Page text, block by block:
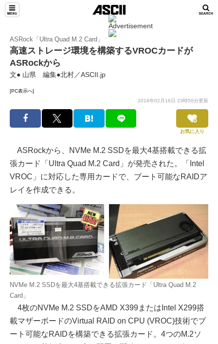
ASRock「Ultra Quad M.2 Card」
高速ストレージ環境を構築するVROCカードが
ASRockから
文● 山県 編集●北村／ASCII.jp
[PC表示へ]
2018年02月16日 23時50分更新
お気に入り
ASRockから、NVMe M.2 SSDを最大4基搭載できる拡
張カード「Ultra Quad M.2 Card」が発売された。「Intel
VROC」に対応した専用カードで、ブート可能なRAIDア
レイを作成できる。
NVMe M.2 SSDを最大4基搭載できる拡張カード「Ultra Quad M.2
Card」
4枚のNVMe M.2 SSDをAMD X399またはIntel X299搭
載マザーボードのVirtual RAID on CPU (VROC)技術でブ
ート可能なRAIDを構築できる拡張カード。4つのM.2ソ